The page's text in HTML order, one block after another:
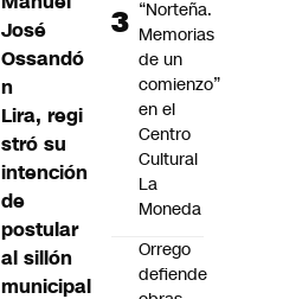
José
Ossandó
n
Lira, regi
stró su
intención
de
postular
al sillón
municipal
“Norteña.
Memorias
de un
comienzo”
en el
Centro
Cultural
La
Moneda
Orrego
defiende